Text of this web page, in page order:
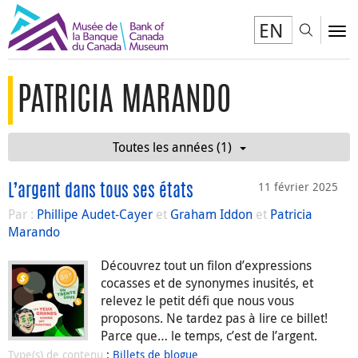
EN
PATRICIA MARANDO
Toutes les années (1)
11 février 2025
L’argent dans tous ses états
Par : Phillipe Audet-Cayer et Graham Iddon et Patricia
Marando
Découvrez tout un filon d’expressions
cocasses et de synonymes inusités, et
relevez le petit défi que nous vous
proposons. Ne tardez pas à lire ce billet!
Parce que… le temps, c’est de l’argent.
Type(s) de contenu : Billets de blogue